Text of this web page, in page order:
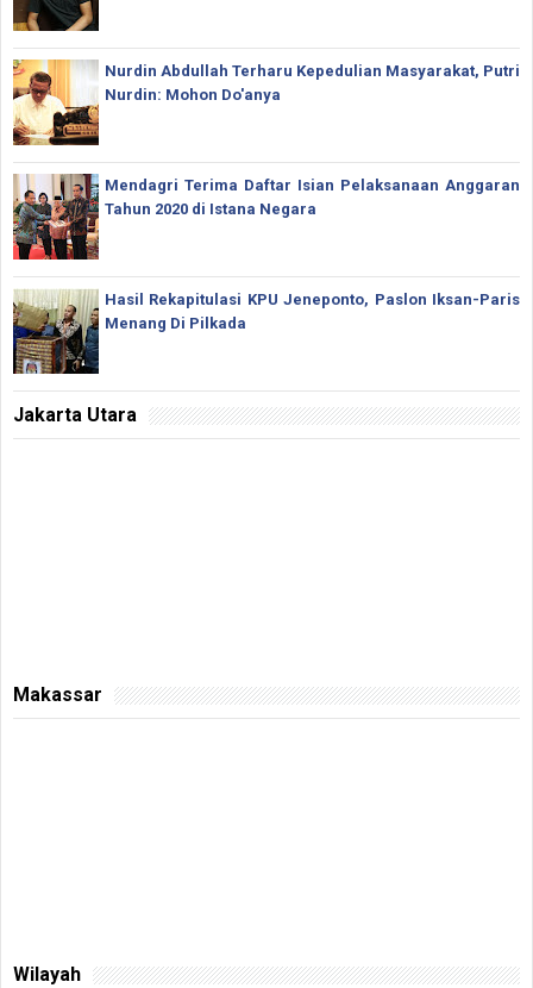
Nurdin Abdullah Terharu Kepedulian Masyarakat, Putri
Nurdin: Mohon Do'anya
Mendagri Terima Daftar Isian Pelaksanaan Anggaran
Tahun 2020 di Istana Negara
Hasil Rekapitulasi KPU Jeneponto, Paslon Iksan-Paris
Menang Di Pilkada
Jakarta Utara
Makassar
Wilayah